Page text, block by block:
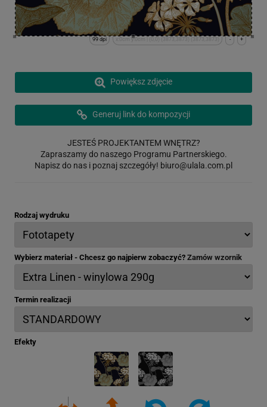
+
-
x:0cm y:0cm | (0,0) (3873,3873) (3873,3873)
99 dpi
Powiększ zdjęcie
Generuj link do kompozycji
JESTEŚ PROJEKTANTEM WNĘTRZ?
Zapraszamy do naszego Programu Partnerskiego.
Napisz do nas i poznaj szczegóły! biuro@ulala.com.pl
Rodzaj wydruku
Wybierz materiał - Chcesz go najpierw zobaczyć? Zamów wzornik
Termin realizacji
Efekty